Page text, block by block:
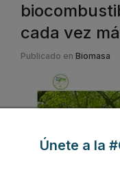
cada vez
Publicado en Biomasa
Únete a la